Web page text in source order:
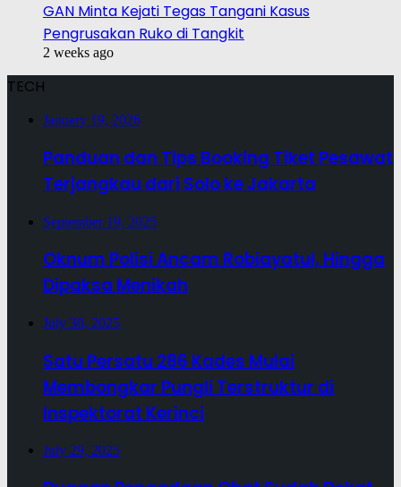
GAN Minta Kejati Tegas Tangani Kasus
Pengrusakan Ruko di Tangkit
2 weeks ago
TECH
January 19, 2026
Panduan dan Tips Booking Tiket Pesawat
Terjangkau dari Solo ke Jakarta
September 19, 2025
Oknum Polisi Ancam Robiayatul, Hingga
Dipaksa Menikah
July 30, 2025
Satu Persatu 286 Kades Mulai
Membongkar Pungli Terstruktur di
Inspektorat Kerinci
July 29, 2025